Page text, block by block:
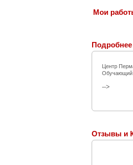
Мои
Подробнее
Центр
Обучающий
-->
Отзывы и